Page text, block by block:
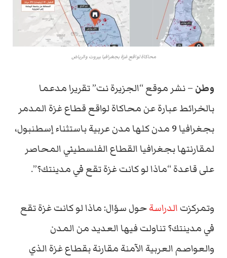
محاكاة لواقع غزة بجغرافيا بيروت والرياض
وطن – نشر موقع “الجزيرة نت” تقريرا مدعما
بالخرائط عبارة عن محاكاة لواقع قطاع غزة المدمر
بجغرافيا 9 مدن كلها مدن عربية باستثناء إسطنبول،
لمقارنتها بجغرافيا القطاع الفلسطيني المحاصر
على قاعدة “ماذا لو كانت غزة تقع في مدينتك؟”.
وتمركزتالدراسةحول سؤال: ماذا لو كانت غزة تقع
في مدينتك؟ تناولت فيها العديد من المدن
والعواصم العربية الآمنة مقارنة بقطاع غزة الذي